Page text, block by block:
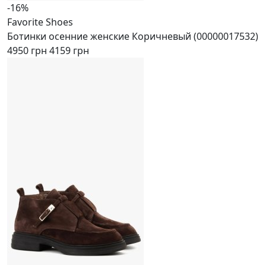
-16%
Favorite Shoes
Ботинки осенние женские Коричневый (00000017532)
4950 грн 4159 грн